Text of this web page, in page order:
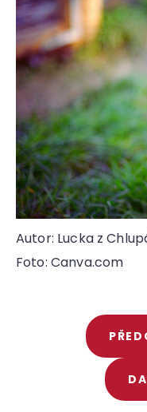
Autor: Lucka z
Foto: Canva.com